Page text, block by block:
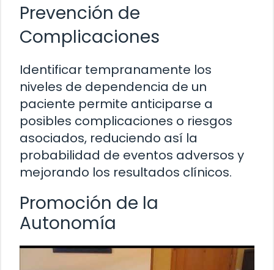
Prevención de
Complicaciones
Identificar tempranamente los
niveles de dependencia de un
paciente permite anticiparse a
posibles complicaciones o riesgos
asociados, reduciendo así la
probabilidad de eventos adversos y
mejorando los resultados clínicos.
Promoción de la
Autonomía